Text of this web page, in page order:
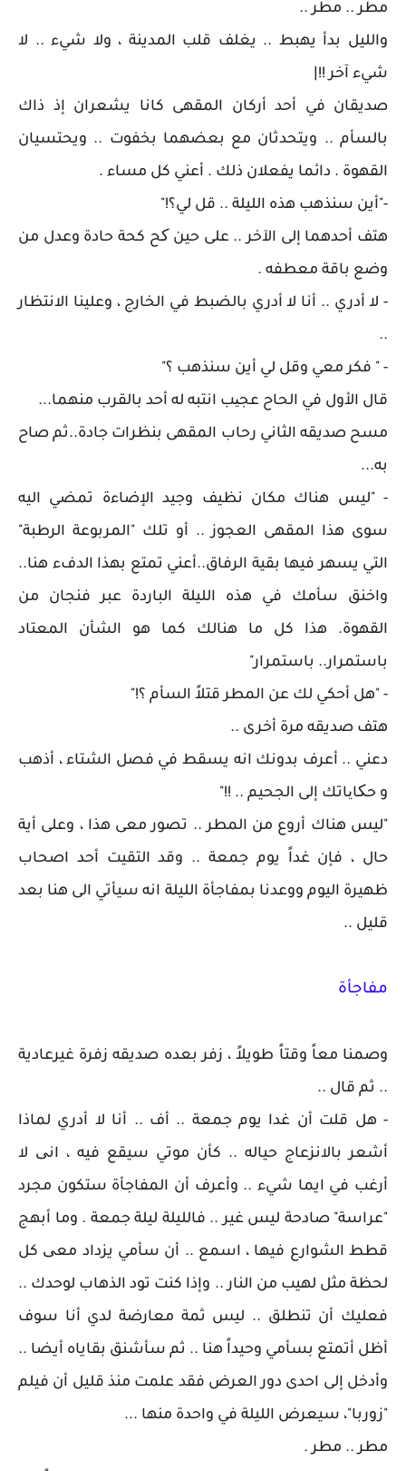
مطر .. مطر ..
والليل بدأ يهبط .. يغلف قلب المدينة ، ولا شيء .. لا
شيء آخر !!|
صديقان في أحد أركان المقهى كانا يشعران إذ ذاك
بالسأم .. ويتحدثان مع بعضهما بخفوت .. ويحتسيان
القهوة . دائما يفعلان ذلك . أعني كل مساء .
-"أين سنذهب هذه الليلة .. قل لي؟!"
هتف أحدهما إلى الآخر .. على حين کح كحة حادة وعدل من
وضع باقة معطفه .
- لا أدري .. أنا لا أدري بالضبط في الخارج ، وعلينا الانتظار
..
- " فكر معي وقل لي أين سنذهب ؟"
قال الأول في الحاح عجیب انتبه له أحد بالقرب منهما...
مسح صديقه الثاني رحاب المقهى بنظرات جادة..ثم صاح
به...
- "ليس هناك مكان نظيف وجيد الإضاءة تمضي اليه
سوى هذا المقهى العجوز .. أو تلك "المربوعة الرطبة"
التي يسهر فيها بقية الرفاق..أعني تمتع بهذا الدفء هنا..
واخنق سأمك في هذه الليلة الباردة عبر فنجان من
القهوة. هذا كل ما هنالك كما هو الشأن المعتاد
باستمرار.. باستمرار"
- "هل أحكي لك عن المطر قتلاً السأم ؟!"
هتف صديقه مرة أخرى ..
دعني .. أعرف بدونك انه يسقط في فصل الشتاء ، أذهب
و حکایاتك إلى الجحيم .. !!"
"ليس هناك أروع من المطر .. تصور معى هذا ، وعلى أية
حال ، فإن غداً يوم جمعة .. وقد التقيت أحد اصحاب
ظهيرة اليوم ووعدنا بمفاجأة الليلة انه سيأتي الى هنا بعد
قليل ..
مفاجأة
وصمنا معاً وقتاً طويلاً ، زفر بعده صديقه زفرة غيرعادية
.. ثم قال ..
- هل قلت أن غدا يوم جمعة .. أف .. أنا لا أدري لماذا
أشعر بالانزعاج حياله .. كأن موتي سيقع فيه ، انی لا
أرغب في ايما شيء .. وأعرف أن المفاجأة ستكون مجرد
"عراسة" صادحة ليس غير .. فالليلة ليلة جمعة . وما أبهج
قطط الشوارع فيها ، اسمع .. أن سأمي يزداد معی كل
لحظة مثل لهيب من النار .. وإذا كنت تود الذهاب لوحدك ..
فعليك أن تنطلق .. ليس ثمة معارضة لدي أنا سوف
أظل أتمتع بسأمي وحيداً هنا .. ثم سأشنق بقاياه أيضا ..
وأدخل إلى احدى دور العرض فقد علمت منذ قليل أن فيلم
"زوربا"، سيعرض الليلة في واحدة منها ...
مطر .. مطر .